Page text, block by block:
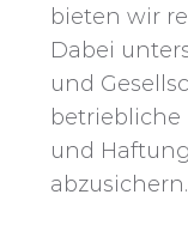
bieten wir
Dabei
und
betriebliche
und
abzusichern.